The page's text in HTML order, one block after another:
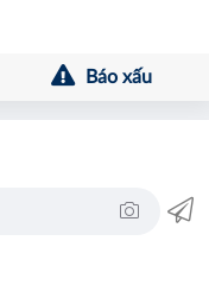
Báo xấu